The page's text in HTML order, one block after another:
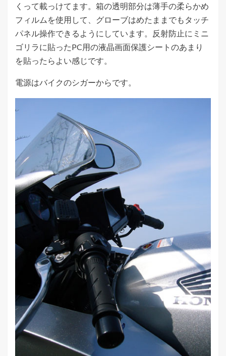
くって載っけてます。箱の透明部分は薄手の柔らかめ
フィルムを使用して、グローブはめたままでもタッチ
パネル操作できるようにしています。反射防止にミニ
ゴリラに貼ったPC用の液晶画面保護シートのあまり
を貼ったらよい感じです。
電源はバイクのシガーからです。